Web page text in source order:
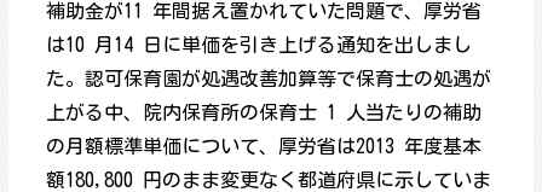
補助金が11 年間据え置かれていた問題で、厚労省
は10 月14 日に単価を引き上げる通知を出しまし
た。認可保育園が処遇改善加算等で保育士の処遇が
上がる中、院内保育所の保育士 1 人当たりの補助
の月額標準単価について、厚労省は2013 年度基本
額180,800 円のまま変更なく都道府県に示していま